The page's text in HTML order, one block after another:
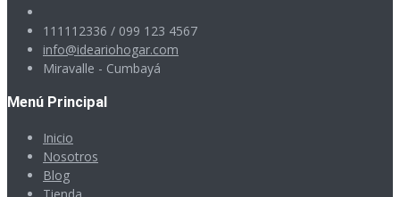
111112336 / 099 123 4567
info@ideariohogar.com
Miravalle - Cumbayá
Menú Principal
Inicio
Nosotros
Blog
Tienda